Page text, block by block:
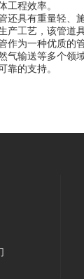
工程效率。
还具有重量轻、
产工艺，该管道
作为一种优质的
气输送等多个领
靠的支持。